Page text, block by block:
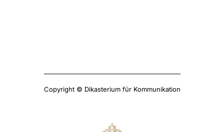
Copyright © Dikasterium für Kommunikation